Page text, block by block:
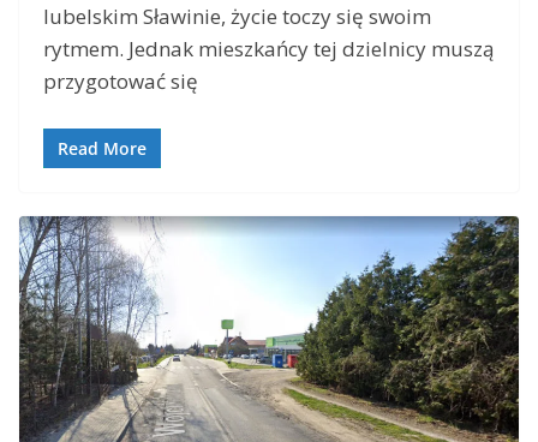
lubelskim Sławinie, życie toczy się swoim
rytmem. Jednak mieszkańcy tej dzielnicy muszą
przygotować się
Read More